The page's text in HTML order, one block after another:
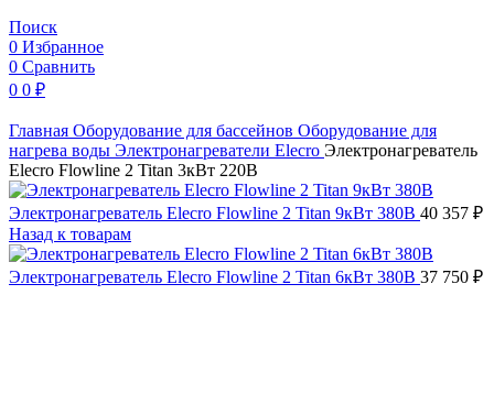
Поиск
0 Избранное
0 Сравнить
0 0 ₽
Главная Оборудование для бассейнов Оборудование для
нагрева воды Электронагреватели Elecro Электронагреватель
Elecro Flowline 2 Titan 3кВт 220В
Электронагреватель Elecro Flowline 2 Titan 9кВт 380В 40 357 ₽
Назад к товарам
Электронагреватель Elecro Flowline 2 Titan 6кВт 380В 37 750 ₽